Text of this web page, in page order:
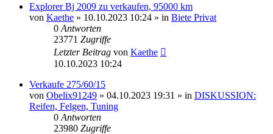
Explorer Bj 2009 zu verkaufen, 95000 km
von Kaethe » 10.10.2023 10:24 » in Biete Privat
0 Antworten
23771 Zugriffe
Letzter Beitrag von Kaethe
10.10.2023 10:24
Verkaufe 275/60/15
von Obelix91249 » 04.10.2023 19:31 » in DISKUSSION:
Reifen, Felgen, Tuning
0 Antworten
23980 Zugriffe